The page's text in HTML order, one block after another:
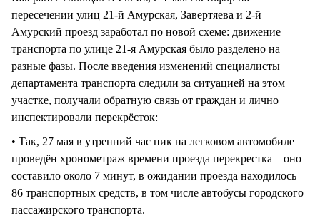
пересечении улиц 21-й Амурская, Завертяева и 2-й
Амурский проезд заработал по новой схеме: движение
транспорта по улице 21-я Амурская было разделено на
разные фазы. После введения изменений специалисты
департамента транспорта следили за ситуацией на этом
участке, получали обратную связь от граждан и лично
инспектировали перекрёсток:
• Так, 27 мая в утренний час пик на легковом автомобиле
проведён хронометраж времени проезда перекрестка – оно
составило около 7 минут, в ожидании проезда находилось
86 транспортных средств, в том числе автобусы городского
пассажирского транспорта.